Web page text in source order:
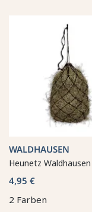
WALDHAUSEN
Heunetz Waldhausen
4,95 €
2 Farben